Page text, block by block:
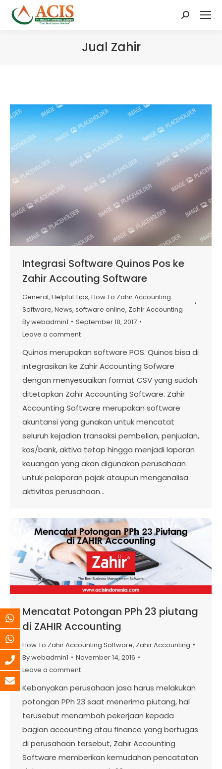
Search:
Jual Zahir
Integrasi Software Quinos Pos ke
Zahir Accouting Software
General, Helpful Tips, How To Zahir Accounting
Software, News, software online, Zahir Accounting
Bywebadmin1
September 18, 2017
Leave a comment
Quinos merupakan software POS. Quinos bisa di
integrasikan ke Zahir Accounting Sofware
dengan menyesuaikan format CSV yang sudah
ditetapkan Zahir Accounting Software. Zahir
Accounting Software merupakan software
akuntansi yang gunakan untuk mencatat
seluruh kejadian transaksi pembelian, penjualan,
kas/bank, aktiva tetap hingga menjadi laporan
keuangan yang akan digunakan perusahaan
untuk pelaporan pajak ataupun menganalisa
aktivitas perusahaan…
Mencatat Potongan PPh 23 piutang
di ZAHIR Accounting
How To Zahir Accounting Software, Zahir Accounting
Bywebadmin1
November 14, 2016
Leave a comment
Kebanyakan perusahaan jasa harus melakukan
potongan PPh 23 saat menerima piutang, hal
terusebut menambah pekerjaan kepada
bagian accounting atau finance yang bertugas
di perusahaan tersebut, Zahir Accounting
Software memberikan kemudahan pencatatan